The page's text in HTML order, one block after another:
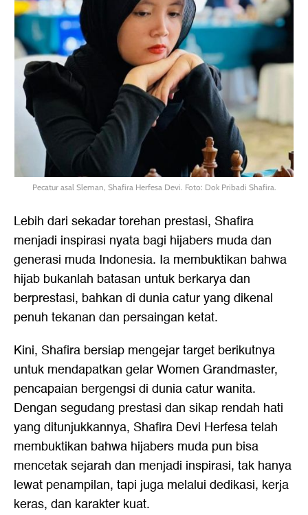
Pecatur asal Sleman, Shafira Herfesa Devi. Foto: Dok Pribadi Shafira.
Lebih dari sekadar torehan prestasi, Shafira
menjadi inspirasi nyata bagi hijabers muda dan
generasi muda Indonesia. Ia membuktikan bahwa
hijab bukanlah batasan untuk berkarya dan
berprestasi, bahkan di dunia catur yang dikenal
penuh tekanan dan persaingan ketat.
Kini, Shafira bersiap mengejar target berikutnya
untuk mendapatkan gelar Women Grandmaster,
pencapaian bergengsi di dunia catur wanita.
Dengan segudang prestasi dan sikap rendah hati
yang ditunjukkannya, Shafira Devi Herfesa telah
membuktikan bahwa hijabers muda pun bisa
mencetak sejarah dan menjadi inspirasi, tak hanya
lewat penampilan, tapi juga melalui dedikasi, kerja
keras, dan karakter kuat.